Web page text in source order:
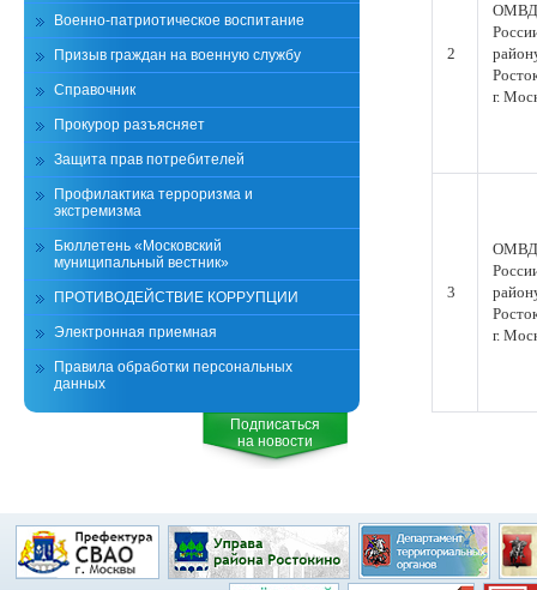
2
ОМВД
г.
3
ОМВД
г.
Военно-патриотическое воспитание
Призыв граждан на военную службу
Справочник
Прокурор разъясняет
Защита прав потребителей
Профилактика терроризма и
экстремизма
Бюллетень «Московский
муниципальный вестник»
ПРОТИВОДЕЙСТВИЕ КОРРУПЦИИ
Электронная приемная
Правила обработки персональных
данных
Подписаться
на новости